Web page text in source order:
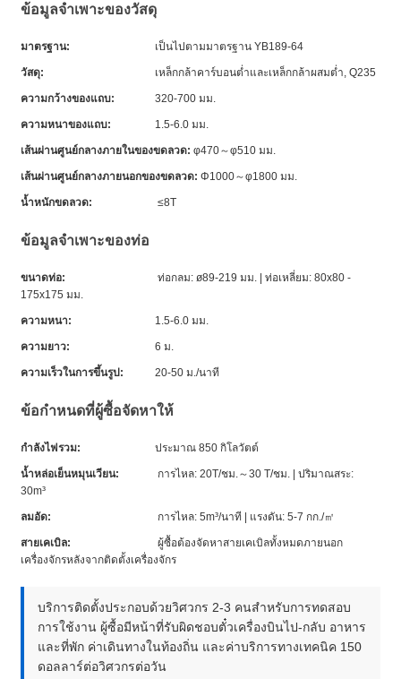
ข้อมูลจำเพาะของวัสดุ
มาตรฐาน: เป็นไปตามมาตรฐาน YB189-64
วัสดุ: เหล็กกล้าคาร์บอนต่ำและเหล็กกล้าผสมต่ำ, Q235
ความกว้างของแถบ: 320-700 มม.
ความหนาของแถบ: 1.5-6.0 มม.
เส้นผ่านศูนย์กลางภายในของขดลวด: φ470～φ510 มม.
เส้นผ่านศูนย์กลางภายนอกของขดลวด: Φ1000～φ1800 มม.
น้ำหนักขดลวด: ≤8T
ข้อมูลจำเพาะของท่อ
ขนาดท่อ:
ท่อกลม: ø89-219 มม. | ท่อเหลี่ยม: 80x80 -
175x175 มม.
ความหนา: 1.5-6.0 มม.
ความยาว: 6 ม.
ความเร็วในการขึ้นรูป: 20-50 ม./นาที
ข้อกำหนดที่ผู้ซื้อจัดหาให้
กำลังไฟรวม: ประมาณ 850 กิโลวัตต์
น้ำหล่อเย็นหมุนเวียน:
การไหล: 20T/ชม.～30 T/ชม. | ปริมาณสระ:
30m³
ลมอัด: การไหล: 5m³/นาที | แรงดัน: 5-7 กก./㎡
สายเคเบิล:
ผู้ซื้อต้องจัดหาสายเคเบิลทั้งหมดภายนอก
เครื่องจักรหลังจากติดตั้งเครื่องจักร
บริการติดตั้งประกอบด้วยวิศวกร 2-3 คนสำหรับการทดสอบ
การใช้งาน ผู้ซื้อมีหน้าที่รับผิดชอบตั๋วเครื่องบินไป-กลับ อาหาร
และที่พัก ค่าเดินทางในท้องถิ่น และค่าบริการทางเทคนิค 150
ดอลลาร์ต่อวิศวกรต่อวัน